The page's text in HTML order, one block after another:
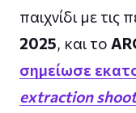
παιχνίδι με τις
2025, και το
σημείωσε
extraction